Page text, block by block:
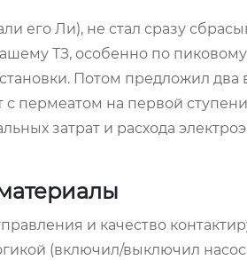
его Ли), не стал сразу
ТЗ, особенно по пиковому
Потом предложил два
с пермеатом на первой
затрат и расхода
и качество
(включил/выключил